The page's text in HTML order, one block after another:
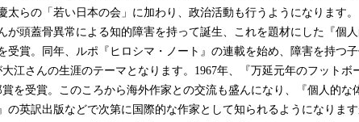
太らの「若い日本の会」に加わり、政治活動も行うようになります。
が頭蓋骨異常による知的障害を持って誕生、これを題材にした『個人
受賞。同年、ルポ『ヒロシマ・ノート』の連載を始め、障害を持つ
江さんの生涯のテーマとなります。1967年、『万延元年のフットボ
を受賞。このころから海外作家との交流も盛んになり、『個人的な
の英訳出版などで次第に国際的な作家として知られるようになりま